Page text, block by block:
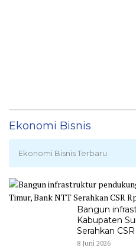
Ekonomi Bisnis
Ekonomi Bisnis Terbaru
Bangun
Kabupaten
Serahkan
8 Juni 2026